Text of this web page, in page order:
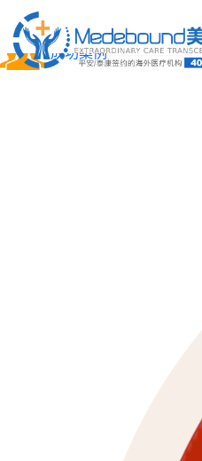
关于我们
成功案例